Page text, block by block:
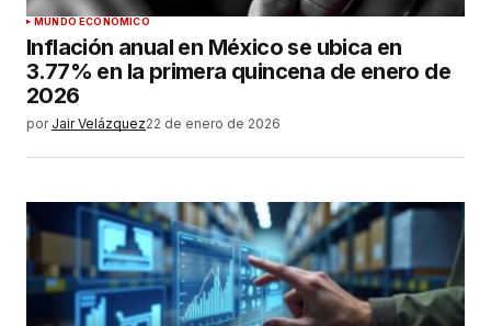
MUNDO ECONÓMICO
Inflación anual en México se ubica en
3.77% en la primera quincena de enero de
2026
por Jair Velázquez22 de enero de 2026